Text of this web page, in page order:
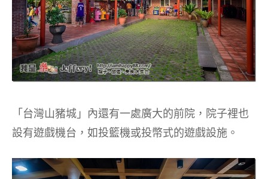
「台灣山豬城」內還有一處廣大的前院，院子裡也
設有遊戲機台，如投籃機或投幣式的遊戲設施。